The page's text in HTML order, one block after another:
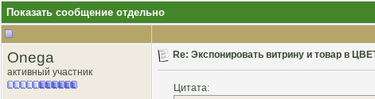
Показать сообщение отдельно
Onega
активный участник
Re: Экспонировать витрину и товар в
Цитата: